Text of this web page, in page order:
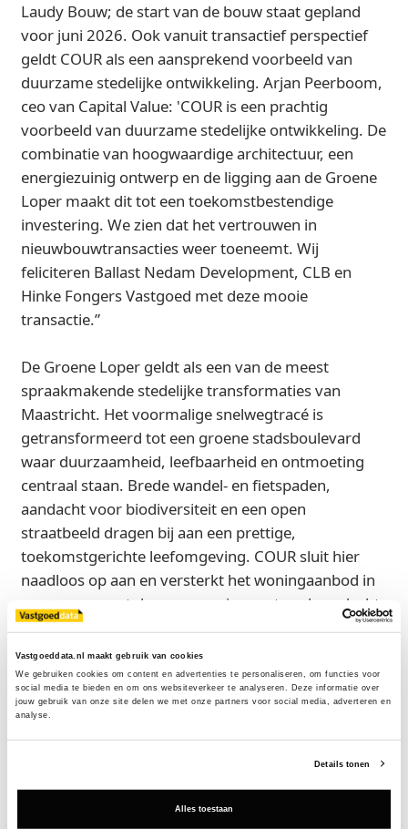
Vastgoeddata.nl maakt gebruik van cookies
We gebruiken cookies om content en advertenties te personaliseren, om functies voor
social media te bieden en om ons websiteverkeer te analyseren. Deze informatie over
jouw gebruik van onze site delen we met onze partners voor social media, adverteren en
analyse.
Details tonen
Alles toestaan
Laudy Bouw; de start van de bouw staat gepland
voor juni 2026. Ook vanuit transactief perspectief
geldt COUR als een aansprekend voorbeeld van
duurzame stedelijke ontwikkeling. Arjan Peerboom,
ceo van Capital Value: 'COUR is een prachtig
voorbeeld van duurzame stedelijke ontwikkeling. De
combinatie van hoogwaardige architectuur, een
energiezuinig ontwerp en de ligging aan de Groene
Loper maakt dit tot een toekomstbestendige
investering. We zien dat het vertrouwen in
nieuwbouwtransacties weer toeneemt. Wij
feliciteren Ballast Nedam Development, CLB en
Hinke Fongers Vastgoed met deze mooie
transactie.”
De Groene Loper geldt als een van de meest
spraakmakende stedelijke transformaties van
Maastricht. Het voormalige snelwegtracé is
getransformeerd tot een groene stadsboulevard
waar duurzaamheid, leefbaarheid en ontmoeting
centraal staan. Brede wandel- en fietspaden,
aandacht voor biodiversiteit en een open
straatbeeld dragen bij aan een prettige,
toekomstgerichte leefomgeving. COUR sluit hier
naadloos op aan en versterkt het woningaanbod in
een groene, autoluwe omgeving met veel aandacht
voor energiezuinigheid en woonkwaliteit. Voor
Ballast Nedam Development markeert het project
een volgende stap binnen deze
gebiedsontwikkeling. Onno Dwars, ceo van Ballast
Nedam Development: 'De Groene Loper bewijst dat
een stad radicaal kan veranderen wanneer
gezondheid en ruimte voor ontmoeting centraal
staan. Met COUR zetten we een volgende stap in
deze gebiedsontwikkeling. Dankzij de